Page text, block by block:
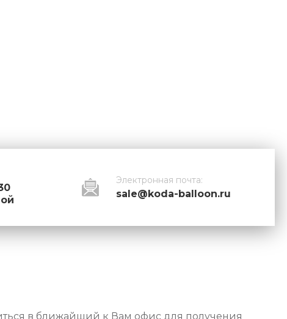
Электронная почта:
sale@koda-balloon.ru
в ближайший к Вам офис для получения